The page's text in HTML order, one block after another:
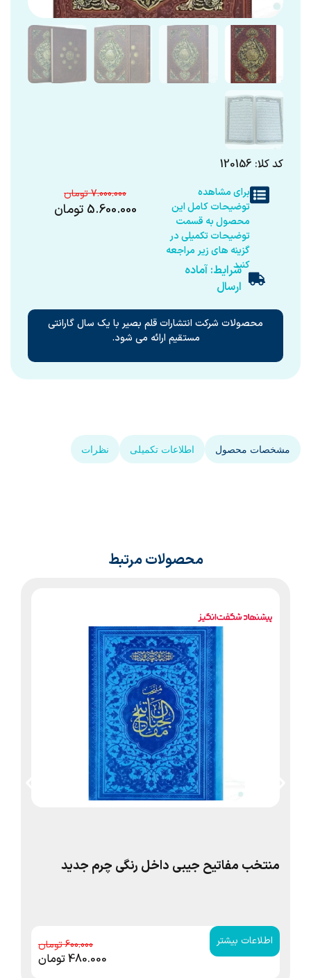
کد کلا: 120156
برای مشاهده
توضیحات کامل این
محصول به قسمت
توضیحات تکمیلی در
گزینه های زیر مراجعه
کنیدشرایط: آماده
ارسال
7.000.000
5.600.000 تومان
محصولات شرکت انتشارات قلم بصیر با یک سال گارانتی
مستقیم ارائه می شود.
مشخصات محصول اطلاعات تکمیلی نظرات
محصولات مرتبط
منتخب مفاتیح جیبی داخل رنگی چرم جدید
اطلاعات بیشتر 600.000
480.000تومان